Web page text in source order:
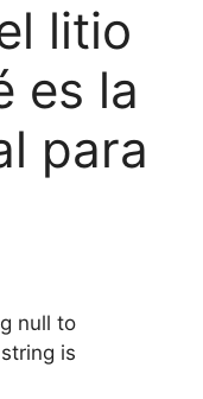
litio
es la
para
null to
is